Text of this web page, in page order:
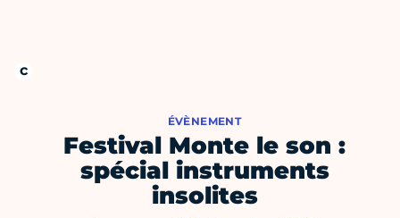
ÉVÈNEMENT
Festival Monte le son :
spécial instruments
insolites